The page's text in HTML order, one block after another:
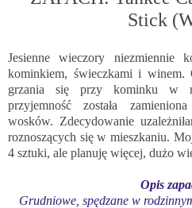
Stick
Jesienne wieczory niezmiennie
kominkiem, świeczkami i winem.
grzania się przy kominku w
przyjemność została
wosków. Zdecydowanie
roznoszących się w mieszkaniu.
4 sztuki, ale planuję więcej, dużo
Opis
Grudniowe, spędzane w